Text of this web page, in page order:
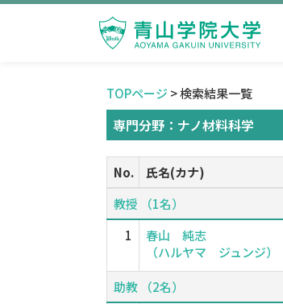
TOPページ > 検索結果一覧
専門分野：ナノ材料科学
No. 氏名(カナ)
教授 （1名）
1
春山 純志
（ハルヤマ ジュンジ）
助教 （2名）